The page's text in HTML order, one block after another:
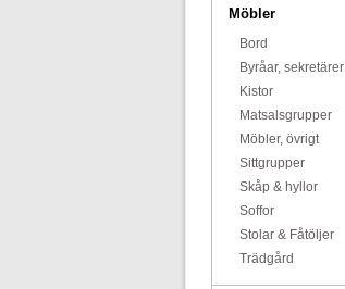
Möbler
Bord
Byråar, sekretärer
Kistor
Matsalsgrupper
Möbler, övrigt
Sittgrupper
Skåp & hyllor
Soffor
Stolar & Fåtöljer
Trädgård